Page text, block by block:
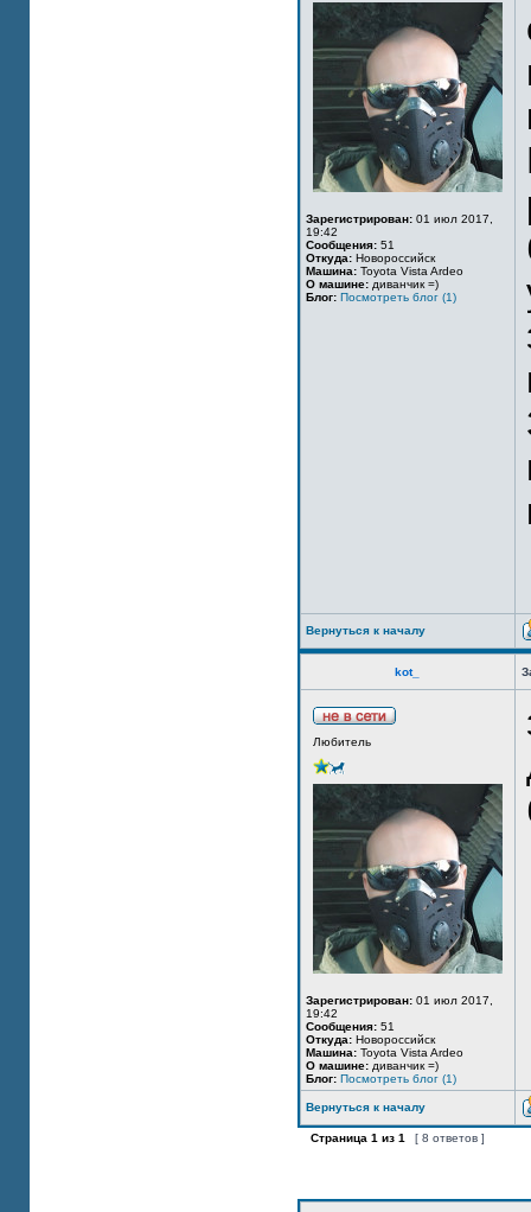
Зарегистрирован: 01 июл 2017,
19:42
Сообщения: 51
Откуда: Новороссийск
Машина: Toyota Vista Ardeo
О машине: диванчик =)
Блог: Посмотреть блог (1)
Вернуться к началу
kot_
Любитель
Зарегистрирован: 01 июл 2017,
19:42
Сообщения: 51
Откуда: Новороссийск
Машина: Toyota Vista Ardeo
О машине: диванчик =)
Блог: Посмотреть блог (1)
Вернуться к началу
Страница 1 из 1 [ 8 ответов ]